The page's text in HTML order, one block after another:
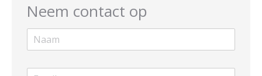
Neem contact op
m